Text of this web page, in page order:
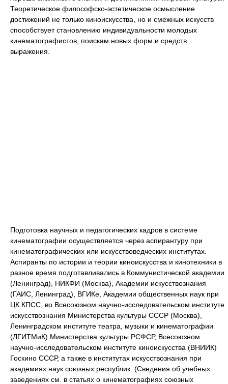
Теоретическое философско-эстетическое осмысление
достижений не только киноискусства, но и смежных искусств
способствует становлению индивидуальности молодых
кинематографистов, поискам новых форм и средств
выражения.
Подготовка научных и педагогических кадров в системе
кинематографии осуществляется через аспирантуру при
кинематографических или искусствоведческих институтах.
Аспиранты по истории и теории киноискусства и кинотехники в
разное время подготавливались в Коммунистической академии
(Ленинград), НИКФИ (Москва), Академии искусствознания
(ГАИС, Ленинград), ВГИКе, Академии общественных наук при
ЦК КПСС, во Всесоюзном научно-исследовательском институте
искусствознания Министерства культуры СССР (Москва),
Ленинградском институте театра, музыки и кинематографии
(ЛГИТМиК) Министерства культуры РСФСР, Всесоюзном
научно-исследовательском институте киноискусства (ВНИИК)
Госкино СССР, а также в институтах искусствознания при
академиях наук союзных республик. (Сведения об учебных
заведениях см. в статьях о кинематографиях союзных